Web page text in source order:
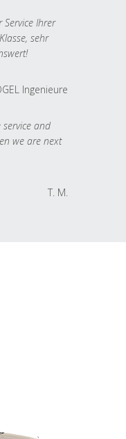
Ihrer
sehr
Ingenieure
service and
we are next
T. M.